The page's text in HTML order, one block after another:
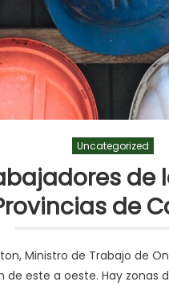
Uncategorized
de
Ministro de Trabajo de
de este a oeste. Hay